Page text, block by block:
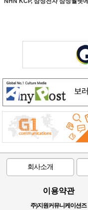
회사소개
이용약관
주)지원커뮤니케이션즈